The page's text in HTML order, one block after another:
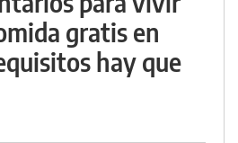
gratis en
hay que